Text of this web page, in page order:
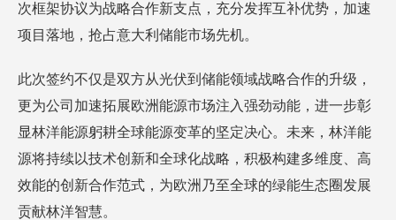
次框架协议为战略合作新支点，充分发挥互补优势，加速
项目落地，抢占意大利储能市场先机。
此次签约不仅是双方从光伏到储能领域战略合作的升级，
更为公司加速拓展欧洲能源市场注入强劲动能，进一步彰
显林洋能源躬耕全球能源变革的坚定决心。未来，林洋能
源将持续以技术创新和全球化战略，积极构建多维度、高
效能的创新合作范式，为欧洲乃至全球的绿能生态圈发展
贡献林洋智慧。